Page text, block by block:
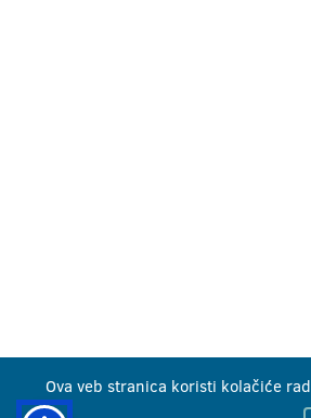
Ova veb stranica koristi kolačiće